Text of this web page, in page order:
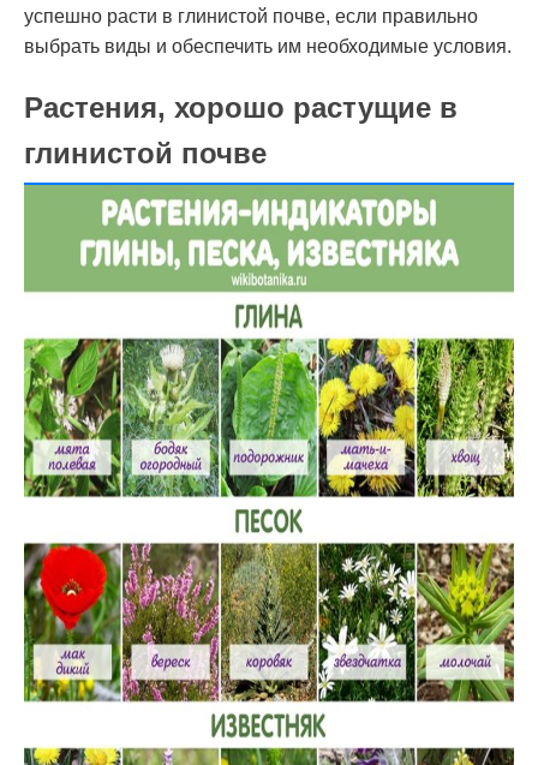
успешно расти в глинистой почве, если правильно
выбрать виды и обеспечить им необходимые условия.
Растения, хорошо растущие в
глинистой почве